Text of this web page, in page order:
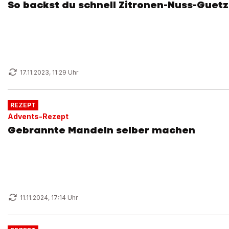
So backst du schnell Zitronen-Nuss-
17.11.2023, 11:29 Uhr
REZEPT
Advents-Rezept
Gebrannte Mandeln selber machen
11.11.2024, 17:14 Uhr